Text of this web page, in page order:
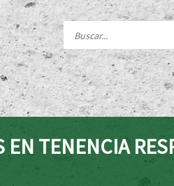
TENENCIA